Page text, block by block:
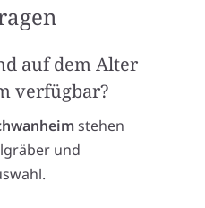
auf dem Alter
verfügbar?
stehen
und